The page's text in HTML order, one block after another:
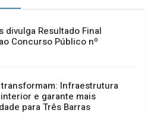
divulga Resultado Final
Concurso Público nº
transformam: Infraestrutura
e garante mais
para Três Barras